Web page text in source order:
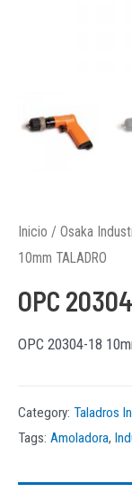
Inicio / Osaka
10mm TALADRO
OPC
OPC 20304-18
Category: Taladros
Tags: Amoladora,